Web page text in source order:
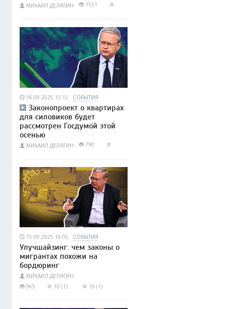
МИХАИЛ ДЕЛЯГИН 1551
16.09.2025 13:12 СОБЫТИЯ
Законопроект о квартирах
для силовиков будет
рассмотрен Госдумой этой
осенью
МИХАИЛ ДЕЛЯГИН 790
15.09.2025 19:05 СОБЫТИЯ
Улучшайзинг: чем законы о
мигрантах похожи на
бордюринг
МИХАИЛ ДЕЛЯГИН
965
10 (1) 10 (1)